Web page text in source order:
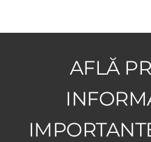
AFLĂ